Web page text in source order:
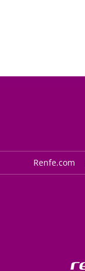
Renfe.com